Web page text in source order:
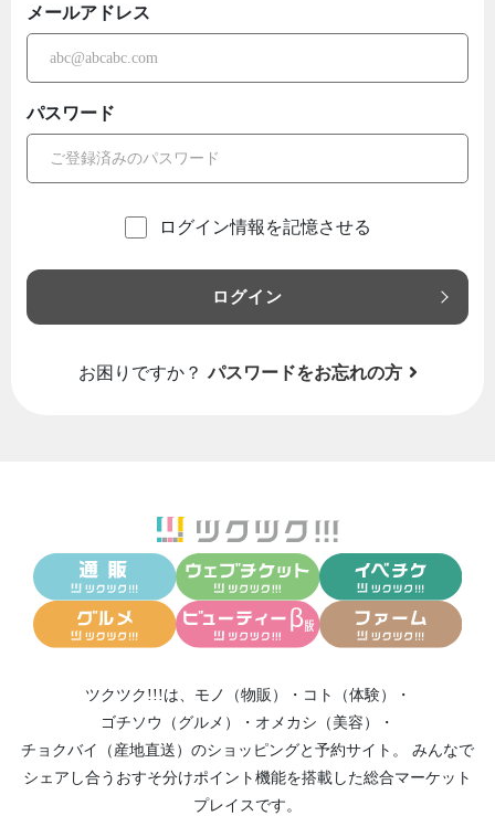
メールアドレス
パスワード
ログイン情報を記憶させる
ログイン
お困りですか？ パスワードをお忘れの方
ツクツク!!!は、 モノ（物販） ・ コト（体験）
・
ゴチソウ（グルメ）
・ オメカシ（美容）
・
チョクバイ（産地直送） のショッピングと予約サイト。
みんなで
シェアし合う おすそ分けポイント機能を搭載した総合マーケット
プレイスです。